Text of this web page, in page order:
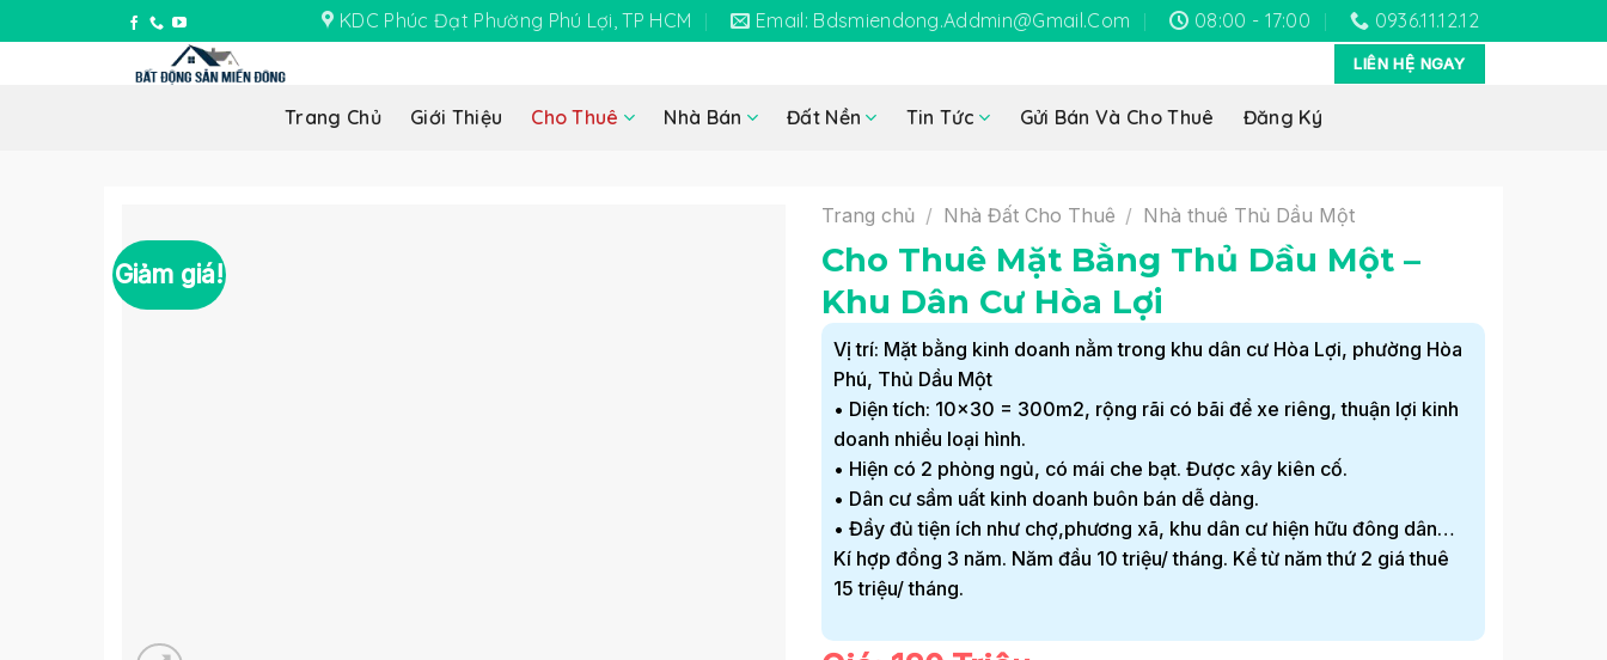
to
KDC Phúc Đạt Phường Phú Lợi, TP HCM Email: Bdsmiendong.addmin@gmail.com 08:00 - 17:00 0936.11.12.12
LIÊN HỆ NGAY
Trang Chủ Giới Thiệu Cho Thuê Nhà Bán Đất Nền Tin Tức Gửi Bán Và Cho Thuê Đăng Ký
Giảm giá!
Trang chủ / Nhà Đất Cho Thuê / Nhà thuê Thủ Dầu Một
Cho Thuê Mặt Bằng Thủ Dầu Một –
Khu Dân Cư Hòa Lợi
Vị trí: Mặt bằng kinh doanh nằm trong khu dân cư Hòa Lợi, phường Hòa
Phú, Thủ Dầu Một
• Diện tích: 10×30 = 300m2, rộng rãi có bãi để xe riêng, thuận lợi kinh
doanh nhiều loại hình.
• Hiện có 2 phòng ngủ, có mái che bạt. Được xây kiên cố.
• Dân cư sầm uất kinh doanh buôn bán dễ dàng.
• Đầy đủ tiện ích như chợ,phương xã, khu dân cư hiện hữu đông dân…
Kí hợp đồng 3 năm. Năm đầu 10 triệu/ tháng. Kể từ năm thứ 2 giá thuê
15 triệu/ tháng.